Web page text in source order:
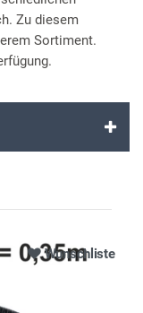
Zu diesem
Sortiment.
Wunschliste